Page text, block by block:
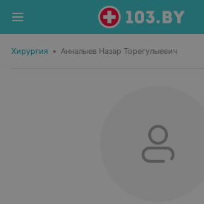
Хирургия • Анналыев Назар Торегулыевич